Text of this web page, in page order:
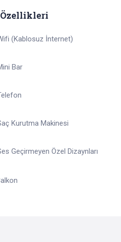
Özellikleri
(Kablosuz İnternet)
Bar
Kurutma Makinesi
Geçirmeyen Özel Dizaynları